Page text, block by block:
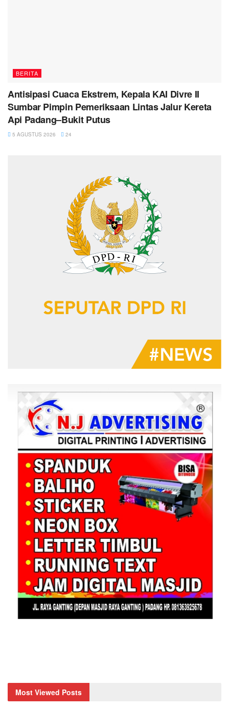
BERITA
Antisipasi Cuaca Ekstrem, Kepala KAI Divre II
Sumbar Pimpin Pemeriksaan Lintas Jalur Kereta
Api Padang–Bukit Putus
5 AGUSTUS 2026 24
Most Viewed Posts